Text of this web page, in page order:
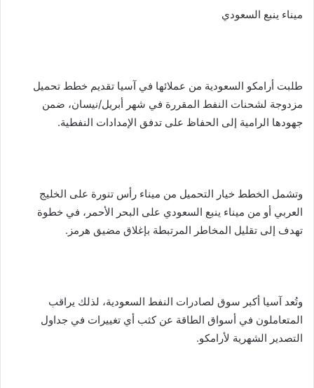
ميناء ينبع السعودي
طلبت أرامكو السعودية من عملائها في آسيا تقديم خطط تحميل
مزدوجة لشحنات النفط المقررة في شهر أبريل/نيسان، ضمن
جهودها الرامية إلى الحفاظ على تدفق الإمدادات النفطية.
وتشمل الخطط خيار التحميل من ميناء رأس تنورة على الخليج
العربي أو من ميناء ينبع السعودي على البحر الأحمر، في خطوة
تهدف إلى تقليل المخاطر المرتبطة بإغلاق مضيق هرمز.
وتُعد آسيا أكبر سوق لصادرات النفط السعودية، لذلك يراقب
المتعاملون في أسواق الطاقة عن كثب أي تغييرات في جداول
التصدير الشهرية لأرامكو.